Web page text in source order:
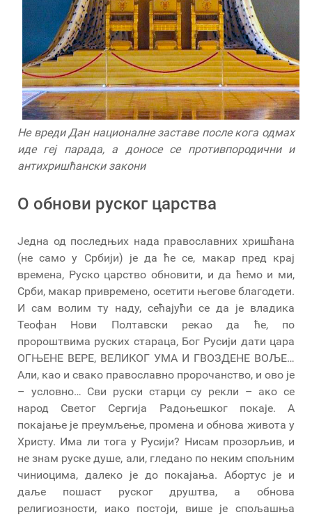
Не вреди Дан националне заставе после кога одмах
иде геј парада, а доносе се противпородични и
антихришћански закони
O обнови руског царства
Једна од последњих нада православних хришћана
(не само у Србији) је да ће се, макар пред крај
времена, Руско царство обновити, и да ћемо и ми,
Срби, макар привремено, осетити његове благодети.
И сам волим ту наду, сећајући се да је владика
Теофан Нови Полтавски рекао да ће, по
пророштвима руских стараца, Бог Русији дати цара
ОГЊЕНЕ ВЕРЕ, ВЕЛИКОГ УМА И ГВОЗДЕНЕ ВОЉЕ…
Али, као и свако православно пророчанство, и ово је
– условно… Сви руски старци су рекли – ако се
народ Светог Сергија Радоњешког покаје. А
покајање је преумљење, промена и обнова живота у
Христу. Има ли тога у Русији? Нисам прозорљив, и
не знам руске душе, али, гледано по неким спољним
чиниоцима, далеко је до покајања. Абортус је и
даље пошаст руског друштва, а обнова
религиозности, иако постоји, више је спољашња